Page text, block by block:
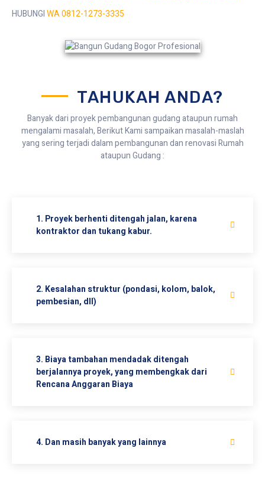
HUBUNGIWA 0812-1273-3335
TAHUKAH ANDA?
Banyak dari proyek pembangunan gudang ataupun rumah
mengalami masalah, Berikut Kami sampaikan masalah-maslah
yang sering terjadi dalam pembangunan dan renovasi Rumah
ataupun Gudang :
1. Proyek berhenti ditengah jalan, karena
kontraktor dan tukang kabur.
2. Kesalahan struktur (pondasi, kolom, balok,
pembesian, dll)
3. Biaya tambahan mendadak ditengah
berjalannya proyek, yang membengkak dari
Rencana Anggaran Biaya
4. Dan masih banyak yang lainnya